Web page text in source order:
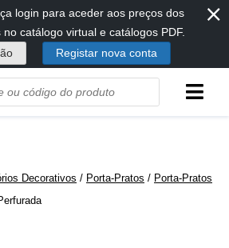
login para aceder aos preços dos
catálogo virtual e catálogos PDF.
Registar nova conta
⨯
Decorativos / Porta-Pratos / Porta-Pratos